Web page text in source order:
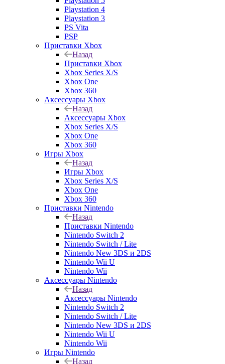
Playstation 4
Playstation 3
PS Vita
PSP
Приставки Xbox
Назад
Приставки Xbox
Xbox Series X/S
Xbox One
Xbox 360
Аксессуары Xbox
Назад
Аксессуары Xbox
Xbox Series X/S
Xbox One
Xbox 360
Игры Xbox
Назад
Игры Xbox
Xbox Series X/S
Xbox One
Xbox 360
Приставки Nintendo
Назад
Приставки Nintendo
Nintendo Switch 2
Nintendo Switch / Lite
Nintendo New 3DS и 2DS
Nintendo Wii U
Nintendo Wii
Аксессуары Nintendo
Назад
Аксессуары Nintendo
Nintendo Switch 2
Nintendo Switch / Lite
Nintendo New 3DS и 2DS
Nintendo Wii U
Nintendo Wii
Игры Nintendo
Назад